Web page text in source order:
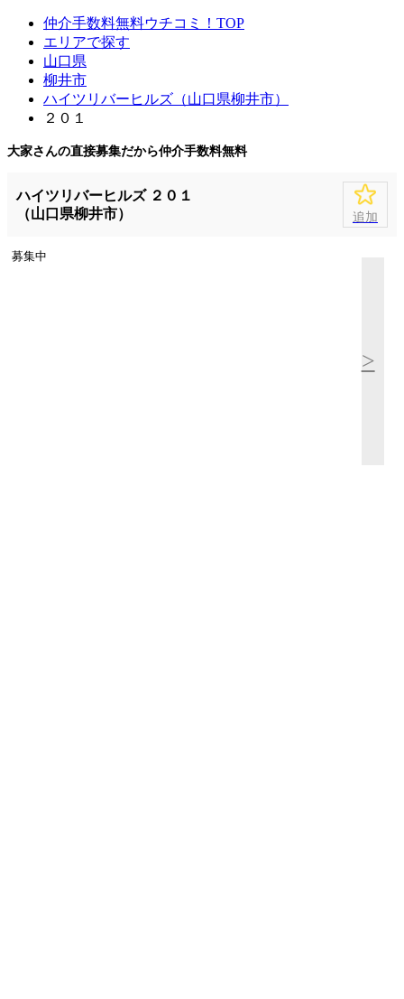
仲介手数料無料ウチコミ！TOP
エリアで探す
山口県
柳井市
ハイツリバーヒルズ（山口県柳井市）
２０１
大家さんの直接募集だから仲介手数料無料
ハイツリバーヒルズ ２０１
（山口県柳井市）
追加
募集中
>